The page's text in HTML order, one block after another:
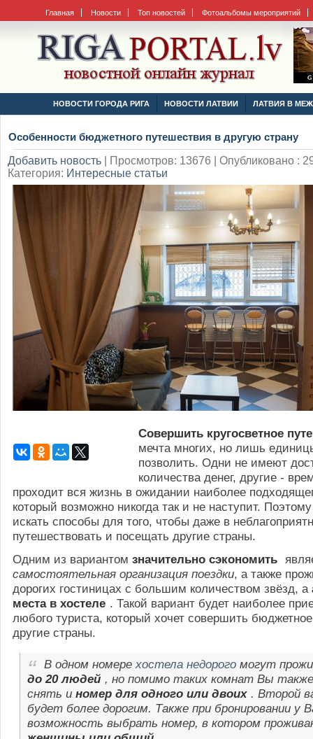
Главная Новости Топ новостей Фотоальбомы мероприятий
НОВОСТИ ГОРОДА РИГА НОВОСТИ ЛАТВИИ ЛАТВИЯ В
Особенности бюджетного путешествия в другую страну
Добавить новость
Просмотров: 13676 | Опубликовано :
Категория: Интересные статьи
Совершить кругосветное
мечта многих, но лишь
позволить. Одни не имеют
количества денег, другие -
проходит вся жизнь в ожидании наиболее
который возможно никогда так и не наступит.
искать способы для того, чтобы даже в
путешествовать и посещать другие страны.
Одним из вариантом значительно сэкономить
самостоятельная организация поездки, а также
дорогих гостиницах с большим количеством звёзд, а
места в хостеле . Такой вариант будет наиболее
любого туриста, который хочет совершить
другие страны.
В одном номерехостела недорого могут
до 20 людей , но помимо таких комнат Вы
снять и номер для одного или двоих . Второй
будет более дорогим. Также при бронировании у
возможность выбрать номер, в котором